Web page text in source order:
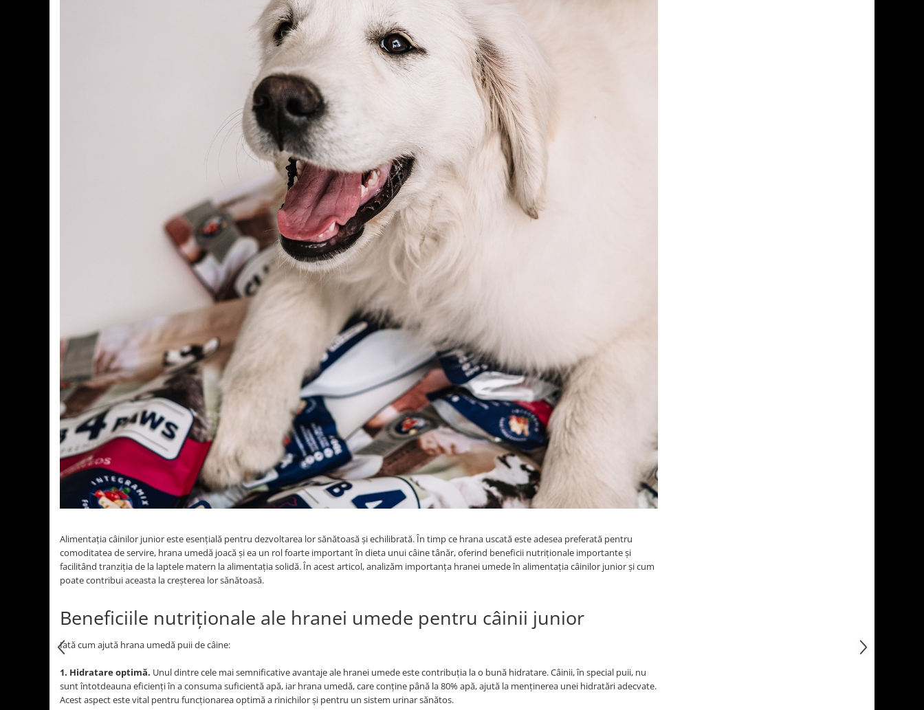
Alimentația câinilor junior este esențială pentru dezvoltarea lor sănătoasă și echilibrată. În timp ce hrana uscată este adesea preferată pentru
comoditatea de servire, hrana umedă joacă și ea un rol foarte important în dieta unui câine tânăr, oferind beneficii nutriționale importante și
facilitând tranziția de la laptele matern la alimentația solidă. În acest articol, analizăm importanța hranei umede în alimentația câinilor junior și cum
poate contribui aceasta la creșterea lor sănătoasă.
Beneficiile nutriționale ale hranei umede pentru câinii junior
Iată cum ajută hrana umedă puii de câine:
1. Hidratare optimă. Unul dintre cele mai semnificative avantaje ale hranei umede este contribuția la o bună hidratare. Câinii, în special puii, nu
sunt întotdeauna eficienți în a consuma suficientă apă, iar hrana umedă, care conține până la 80% apă, ajută la menținerea unei hidratări adecvate.
Acest aspect este vital pentru funcționarea optimă a rinichilor și pentru un sistem urinar sănătos.